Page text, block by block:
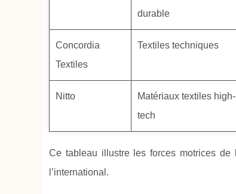
durable
Concordia
Textiles
Textiles techniques
Nitto
Matériaux textiles high-
tech
Ce tableau illustre les forces motrices
l’international.